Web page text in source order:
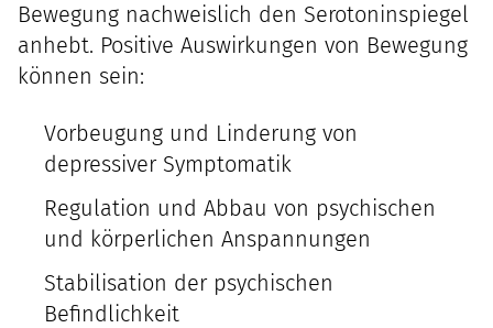
Bewegung nachweislich den Serotoninspiegel
anhebt. Positive Auswirkungen von Bewegung
können sein:
Vorbeugung und Linderung von
depressiver Symptomatik
Regulation und Abbau von psychischen
und körperlichen Anspannungen
Stabilisation der psychischen
Befindlichkeit